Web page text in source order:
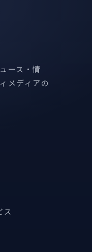
ース・情
メディアの
ス